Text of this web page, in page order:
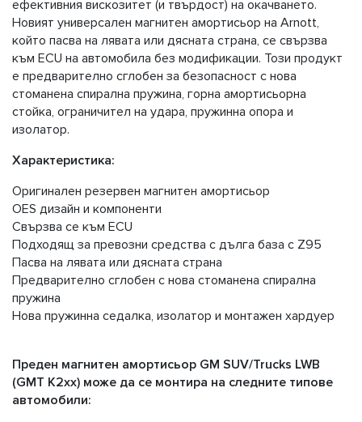
ефективния вискозитет (и твърдост) на окачването.
Новият универсален магнитен амортисьор на Arnott,
който пасва на лявата или дясната страна, се свързва
към ECU на автомобила без модификации. Този продукт
е предварително сглобен за безопасност с нова
стоманена спирална пружина, горна амортисьорна
стойка, ограничител на удара, пружинна опора и
изолатор.
Характеристика:
Оригинален резервен магнитен амортисьор
OES дизайн и компоненти
Свързва се към ECU
Подходящ за превозни средства с дълга база с Z95
Пасва на лявата или дясната страна
Предварително сглобен с нова стоманена спирална
пружина
Нова пружинна седалка, изолатор и монтажен хардуер
Преден магнитен амортисьор GM SUV/Trucks LWB
(GMT K2xx) може да се монтира на следните типове
автомобили: